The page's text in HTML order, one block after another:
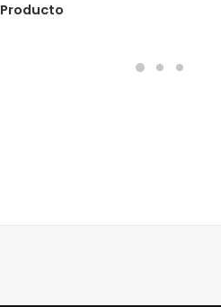
READ MORE
Producto